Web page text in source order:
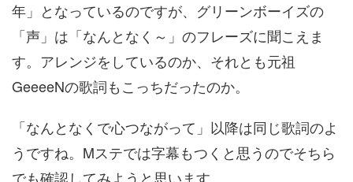
年」となっているのですが、グリーンボーイズの
「声」は「なんとなく～」のフレーズに聞こえま
す。アレンジをしているのか、それとも元祖
GeeeeNの歌詞もこっちだったのか。
「なんとなくで心つながって」以降は同じ歌詞のよ
うですね。Mステでは字幕もつくと思うのでそちら
でも確認してみようと思います。